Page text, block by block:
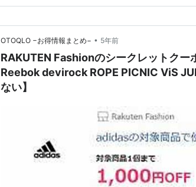
OTOQLO −お得情報まとめ− • 5年前
RAKUTEN Fashionのシークレットクー
Reebok devirock ROPE PICNIC ViS
ない】